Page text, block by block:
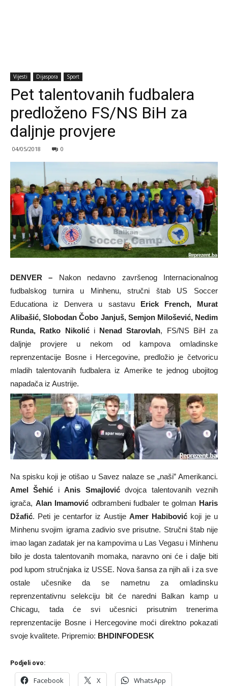
Vijesti Dijaspora Sport
Pet talentovanih fudbalera
predloženo FS/NS BiH za
daljnje provjere
04/05/2018 0
DENVER – Nakon nedavno završenog Internacionalnog
fudbalskog turnira u Minhenu, stručni štab US Soccer
Educationa iz Denvera u sastavu Erick French, Murat
Alibašić, Slobodan Čobo Janjuš, Semjon Milošević, Nedim
Runda, Ratko Nikolići Nenad Starovlah, FS/NS BiH za
daljnje provjere u nekom od kampova omladinske
reprenzentacije Bosne i Hercegovine, predložio je četvoricu
mladih talentovanih fudbalera iz Amerike te jednog ubojitog
napadača iz Austrije.
Na spisku koji je otišao u Savez nalaze se „naši” Amerikanci.
Amel Šehić iAnis Smajlovićdvojca talentovanih veznih
igrača, Alan Imamović odbrambeni fudbaler te golman Haris
Džafić. Peti je centarfor iz Austije Amer Habibović koji je u
Minhenu svojim igrama zadivio sve prisutne. Stručni štab nije
imao lagan zadatak jer na kampovima u Las Vegasu i Minhenu
bilo je dosta talentovanih momaka, naravno oni će i dalje biti
pod lupom stručnjaka iz USSE. Nova šansa za njih ali i za sve
ostale učesnike da se nametnu za omladinsku
reprenzentativnu selekciju bit će naredni Balkan kamp u
Chicagu, tada će svi učesnici prisutnim trenerima
reprenzentacije Bosne i Hercegovine moći direktno pokazati
svoje kvalitete. Pripremio: BHDINFODESK
Podjeli ovo:
Facebook X WhatsApp